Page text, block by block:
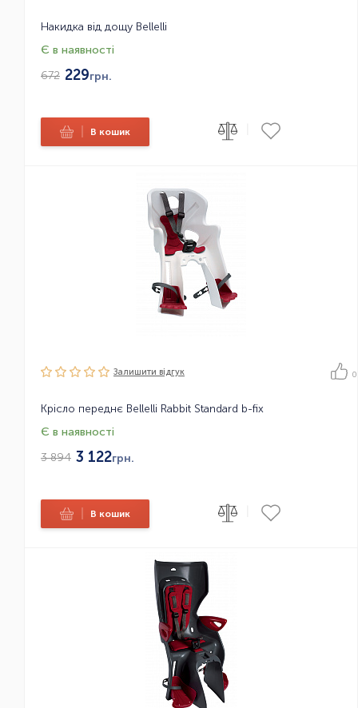
Накидка від дощу Bellelli
Є в наявності
672 229грн.
В кошик
Залишити вiдгук 0
Крісло переднє Bellelli Rabbit Standard b-fix
Є в наявності
3 894 3 122грн.
В кошик